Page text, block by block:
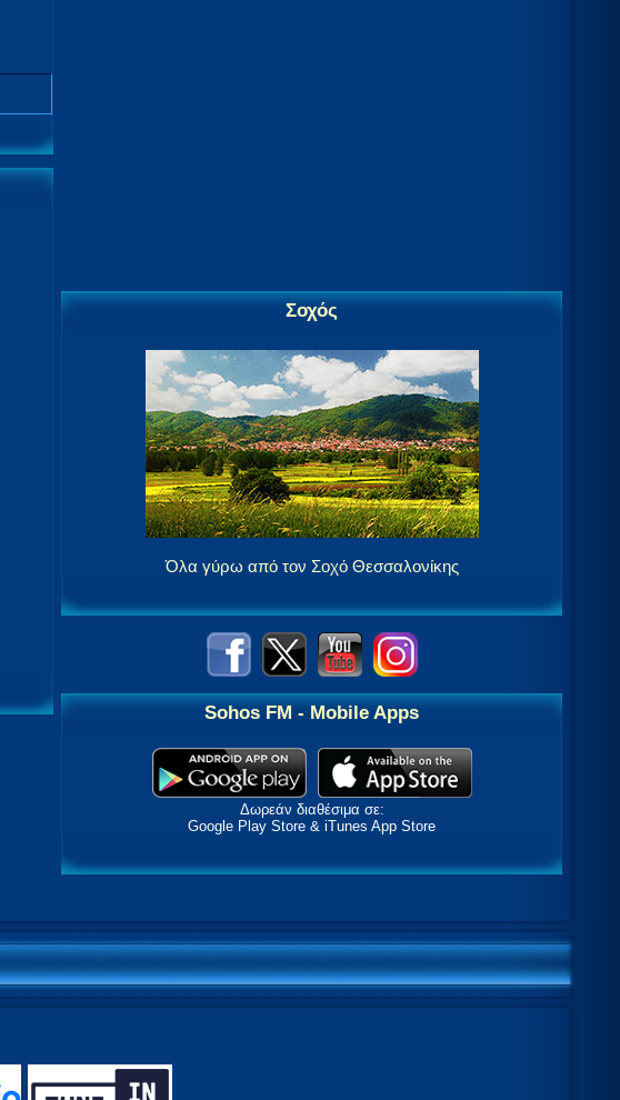
Σοχός
Όλα γύρω από τον Σοχό Θεσσαλονίκης
Sohos FM - Mobile Apps
Δωρεάν διαθέσιμα σε:
Google Play Store & iTunes App Store